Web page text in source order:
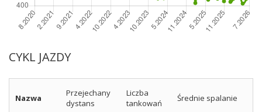
CYKL JAZDY
Nazwa
Przejechany
dystans
Liczba
tankowań
Średnie spalanie